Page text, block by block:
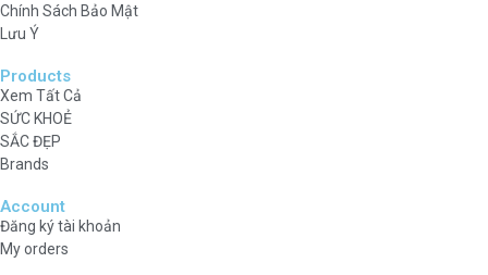
Chính Sách Bảo Mật
Lưu Ý
Products
Xem Tất Cả
SỨC KHOẺ
SẮC ĐẸP
Brands
Account
Đăng ký tài khoản
My orders